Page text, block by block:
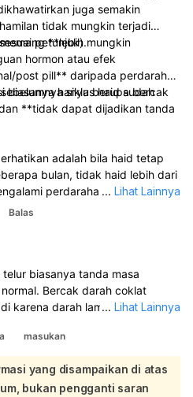
juga semakin
tidak mungkin terjadi
petunjuk).
**lebih mungkin
hormon atau efek
post pill** daripada perdarahan
siklus haid sudah
biasanya hanya berupa bercak
**tidak dapat dijadikan tanda
adalah bila haid tetap
bulan, tidak haid lebih dari
perdarahan di luar siklus,
kandungan agar dapat
lainnya.
... Lihat Lainnya
Balas
biasanya tanda masa
Bercak darah coklat
karena darah lama yang keluar
tanggal 25, lalu sekarang keluar
sedikit bercak coklat, itu
hormon setelah haid
Selama tidak berbau tidak
... Lihat Lainnya
masukan
yang disampaikan di atas
bukan pengganti saran